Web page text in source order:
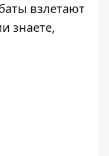
взлетают
знаете,